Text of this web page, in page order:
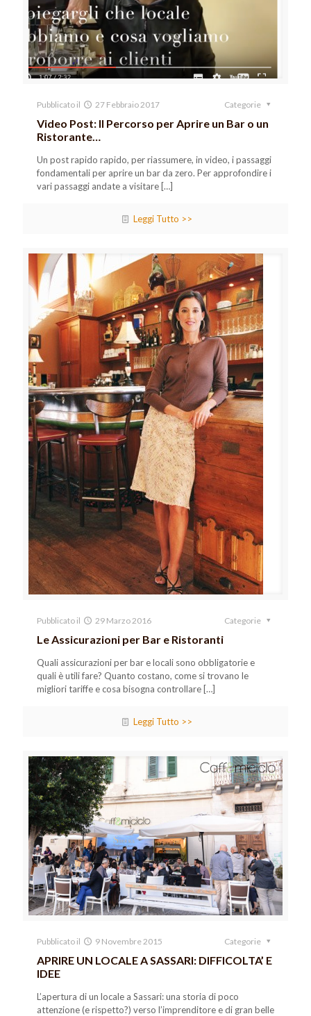
Pubblicato il 27 Febbraio 2017 Categorie
Video Post: Il Percorso per Aprire un Bar o un
Ristorante…
Un post rapido rapido, per riassumere, in video, i passaggi
fondamentali per aprire un bar da zero. Per approfondire i
vari passaggi andate a visitare […]
Leggi Tutto >>
Pubblicato il 29 Marzo 2016 Categorie
Le Assicurazioni per Bar e Ristoranti
Quali assicurazioni per bar e locali sono obbligatorie e
quali è utili fare? Quanto costano, come si trovano le
migliori tariffe e cosa bisogna controllare […]
Leggi Tutto >>
Pubblicato il 9 Novembre 2015 Categorie
APRIRE UN LOCALE A SASSARI: DIFFICOLTA’ E
IDEE
L’apertura di un locale a Sassari: una storia di poco
attenzione (e rispetto?) verso l’imprenditore e di gran belle